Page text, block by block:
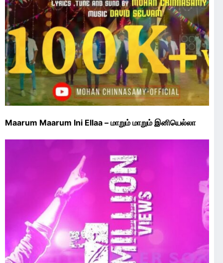
Maarum Maarum Ini Ellaa – மாறும் மாறும் இனியெல்லா